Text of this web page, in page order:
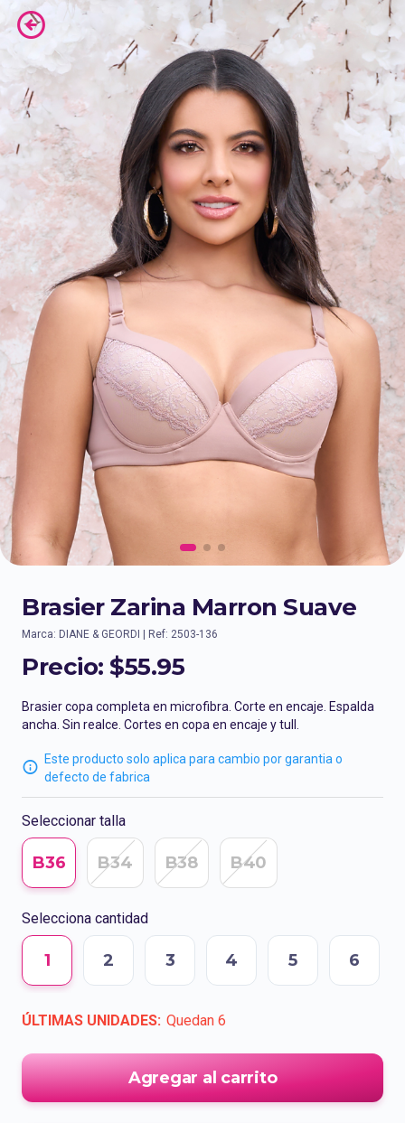
Brasier Zarina Marron Suave
Marca: DIANE & GEORDI | Ref: 2503-136
Precio: $55.95
Brasier copa completa en microfibra. Corte en encaje. Espalda
ancha. Sin realce. Cortes en copa en encaje y tull.
Este producto solo aplica para cambio por garantia o
defecto de fabrica
Seleccionar talla
B36 B34 B38 B40
Selecciona cantidad
1 2 3 4 5 6
ÚLTIMAS UNIDADES: Quedan 6
Agregar al carrito